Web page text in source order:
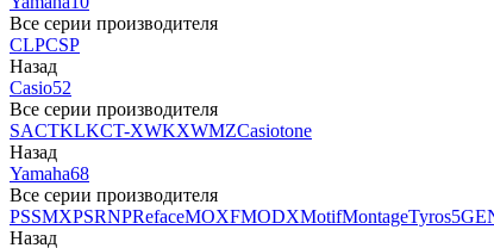
Все серии производителя
CLPCSP
Назад
Casio52
Все серии производителя
SACTKLKCT-XWKXWMZCasiotone
Назад
Yamaha68
Все серии производителя
PSSMXPSRNPRefaceMOXFMODXMotifMontageTyros5
Назад